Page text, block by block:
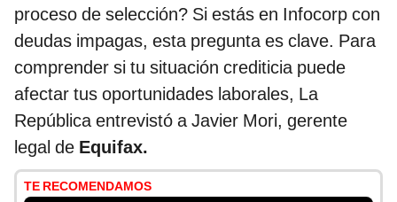
proceso de selección? Si estás en Infocorp con
deudas impagas, esta pregunta es clave. Para
comprender si tu situación crediticia puede
afectar tus oportunidades laborales, La
República entrevistó a Javier Mori, gerente
legal de Equifax.
TE RECOMENDAMOS